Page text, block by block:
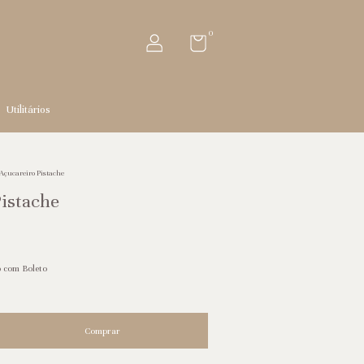
0
Utilitários
Açucareiro Pistache
Boleto